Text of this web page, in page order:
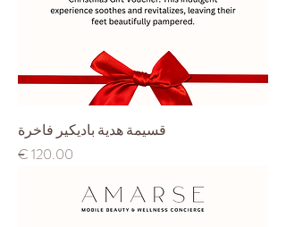
قسيمة هدية باديكير فاخرة
السعر